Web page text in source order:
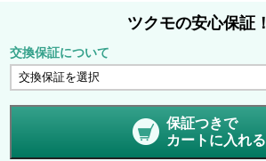
ツクモの安心保証！
交換保証について
保証つきで
カートに入れる